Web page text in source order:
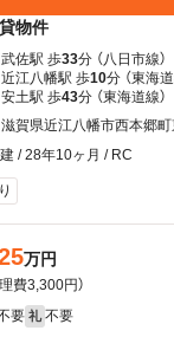
物件
武佐駅 歩33分 （八日市線）
近江八幡駅 歩10分 （東海
安土駅 歩43分 （東海道線）
滋賀県近江八幡市西本郷町
/ 28年10ヶ月 / RC
万円
理費3,300円）
要 礼 不要